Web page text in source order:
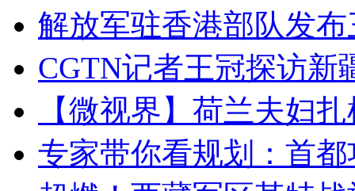
解放军驻香港部队发
CGTN记者王冠探访新
【微视界】荷兰夫妇
专家带你看规划：首